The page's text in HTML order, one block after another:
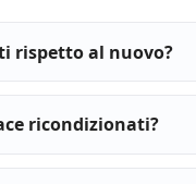
rispetto al nuovo?
ricondizionati?